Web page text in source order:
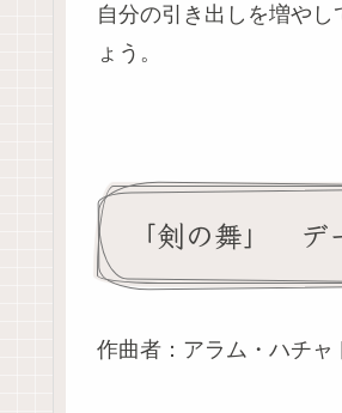
自分の引き出しを増や
ょう。
「剣の舞」 デ
作曲者：アラム・ハチャ